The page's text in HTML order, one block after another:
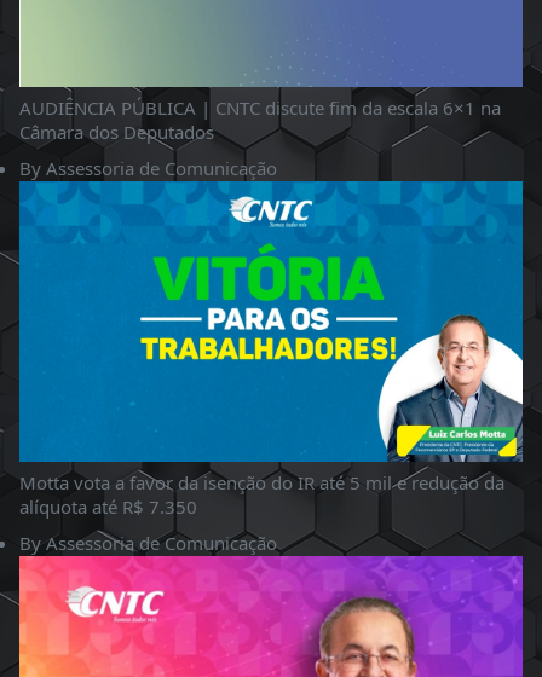
AUDIÊNCIA PÚBLICA | CNTC discute fim da escala 6×1 na
Câmara dos Deputados
By Assessoria de Comunicação
Motta vota a favor da isenção do IR até 5 mil e redução da
alíquota até R$ 7.350
By Assessoria de Comunicação